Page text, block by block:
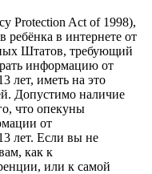
Protection Act of 1998),
ребёнка в интернете от
Штатов, требующий
информацию от
лет, иметь на это
Допустимо наличие
что опекуны
от
лет. Если вы не
как к
или к самой